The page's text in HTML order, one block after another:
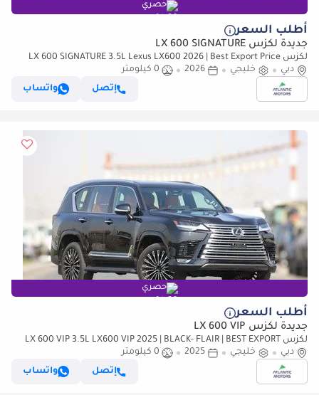
حصري
أطلب السعر
جديدة لكزس LX 600 SIGNATURE
لكزس LX 600 SIGNATURE 3.5L Lexus LX600 2026 | Best Export Price
(للتصدير فقط)
دبي خليجي 2026
0 كيلومتر
إتصل
واتساب
حصري
أطلب السعر
جديدة لكزس LX 600 VIP
لكزس LX 600 VIP 3.5L LX600 VIP 2025 | BLACK- FLAIR | BEST EXPORT
PRICE (للتصدير فقط)
دبي خليجي 2025
0 كيلومتر
إتصل
واتساب